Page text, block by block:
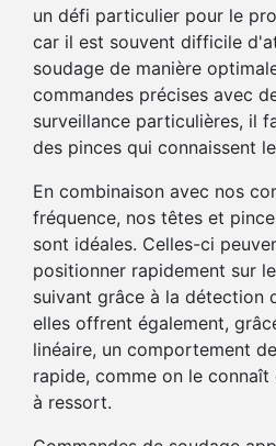
un défi particulier pour le
car il est souvent difficile
soudage de manière
commandes précises avec
surveillance particulières, il
des pinces qui connaissent
En combinaison avec nos
fréquence, nos têtes et
sont idéales. Celles-ci
positionner rapidement sur
suivant grâce à la détection
elles offrent également,
linéaire, un comportement
rapide, comme on le
à ressort.